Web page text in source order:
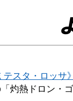
テスタ・ロッサ》
灼熱ドロン・